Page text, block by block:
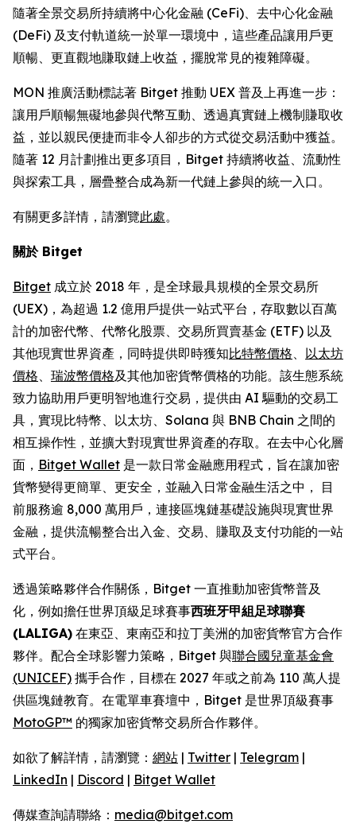
隨著全景交易所持續將中心化金融 (CeFi)、去中心化金融
(DeFi) 及支付軌道統一於單一環境中，這些產品讓用戶更
順暢、更直觀地賺取鏈上收益，擺脫常見的複雜障礙。
MON 推廣活動標誌著 Bitget 推動 UEX 普及上再進一步：
讓用戶順暢無礙地參與代幣互動、透過真實鏈上機制賺取收
益，並以親民便捷而非令人卻步的方式從交易活動中獲益。
隨著 12 月計劃推出更多項目，Bitget 持續將收益、流動性
與探索工具，層疊整合成為新一代鏈上參與的統一入口。
有關更多詳情，請瀏覽此處。
關於 Bitget
Bitget 成立於 2018 年，是全球最具規模的全景交易所
(UEX)，為超過 1.2 億用戶提供一站式平台，存取數以百萬
計的加密代幣、代幣化股票、交易所買賣基金 (ETF) 以及
其他現實世界資產，同時提供即時獲知比特幣價格、 以太坊
價格、 瑞波幣價格及其他加密貨幣價格的功能。該生態系統
致力協助用戶更明智地進行交易，提供由 AI 驅動的交易工
具，實現比特幣、以太坊、Solana 與 BNB Chain 之間的
相互操作性，並擴大對現實世界資產的存取。在去中心化層
面， Bitget Wallet 是一款日常金融應用程式，旨在讓加密
貨幣變得更簡單、更安全，並融入日常金融生活之中， 目
前服務逾 8,000 萬用戶，連接區塊鏈基礎設施與現實世界
金融，提供流暢整合出入金、交易、賺取及支付功能的一站
式平台。
透過策略夥伴合作關係，Bitget 一直推動加密貨幣普及
化，例如擔任世界頂級足球賽事西班牙甲組足球聯賽
(LALIGA) 在東亞、東南亞和拉丁美洲的加密貨幣官方合作
夥伴。配合全球影響力策略，Bitget 與聯合國兒童基金會
(UNICEF) 攜手合作，目標在 2027 年或之前為 110 萬人提
供區塊鏈教育。在電單車賽壇中，Bitget 是世界頂級賽事
MotoGP™ 的獨家加密貨幣交易所合作夥伴。
如欲了解詳情，請瀏覽： 網站 | Twitter | Telegram |
LinkedIn | Discord | Bitget Wallet
傳媒查詢請聯絡： media@bitget.com